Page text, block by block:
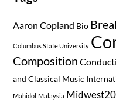
Aaron Copland Bio
Columbus State University
Composition
and Classical Music
Mahidol Malaysia